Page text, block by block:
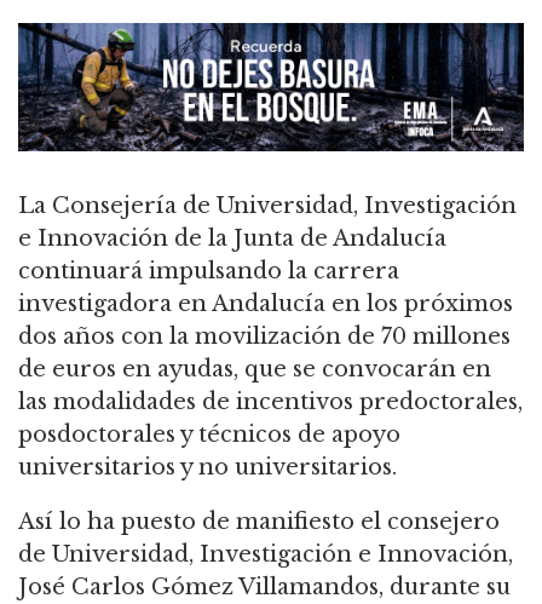
La Consejería de Universidad, Investigación
e Innovación de la Junta de Andalucía
continuará impulsando la carrera
investigadora en Andalucía en los próximos
dos años con la movilización de 70 millones
de euros en ayudas, que se convocarán en
las modalidades de incentivos predoctorales,
posdoctorales y técnicos de apoyo
universitarios y no universitarios.
Así lo ha puesto de manifiesto el consejero
de Universidad, Investigación e Innovación,
José Carlos Gómez Villamandos, durante su